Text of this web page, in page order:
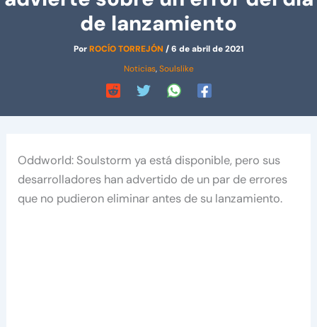
de lanzamiento
PorROCÍO TORREJÓN /6 de abril de 2021
Noticias,Soulslike
Oddworld: Soulstorm ya está disponible, pero sus
desarrolladores han advertido de un par de errores
que no pudieron eliminar antes de su lanzamiento.